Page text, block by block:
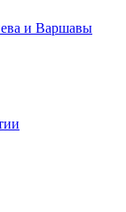
и Варшавы